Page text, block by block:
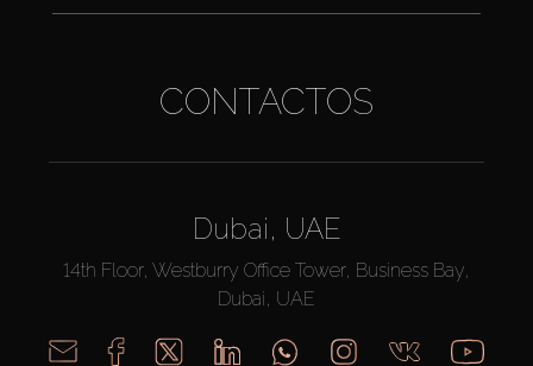
CONTACTOS
Dubai, UAE
14th Floor, Westburry Office Tower, Business Bay,
Dubai, UAE